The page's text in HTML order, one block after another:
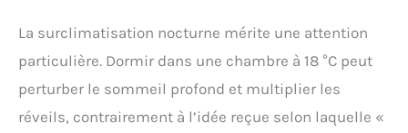
La surclimatisation nocturne mérite une attention
particulière. Dormir dans une chambre à 18 °C peut
perturber le sommeil profond et multiplier les
réveils, contrairement à l’idée reçue selon laquelle «